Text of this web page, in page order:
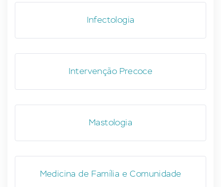
Infectologia
Intervenção Precoce
Mastologia
Medicina de Família e Comunidade